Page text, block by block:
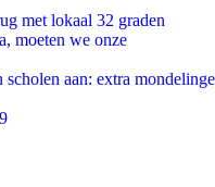
met lokaal 32 graden
moeten we onze
aan: extra mondelinge